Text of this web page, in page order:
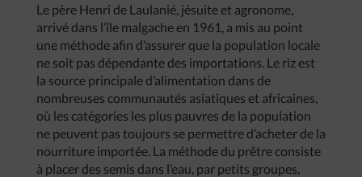
Le père Henri de Laulanié, jésuite et agronome,
arrivé dans l’île malgache en 1961, a mis au point
une méthode afin d’assurer que la population locale
ne soit pas dépendante des importations. Le riz est
la source principale d’alimentation dans de
nombreuses communautés asiatiques et africaines,
où les catégories les plus pauvres de la population
ne peuvent pas toujours se permettre d’acheter de la
nourriture importée. La méthode du prêtre consiste
à placer des semis dans l’eau, par petits groupes,